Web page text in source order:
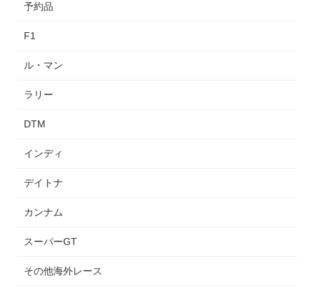
予約品
F1
ル・マン
ラリー
DTM
インディ
デイトナ
カンナム
スーパーGT
その他海外レース